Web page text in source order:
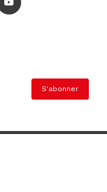
S'abonner